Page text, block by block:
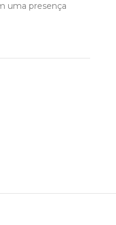
uma presença